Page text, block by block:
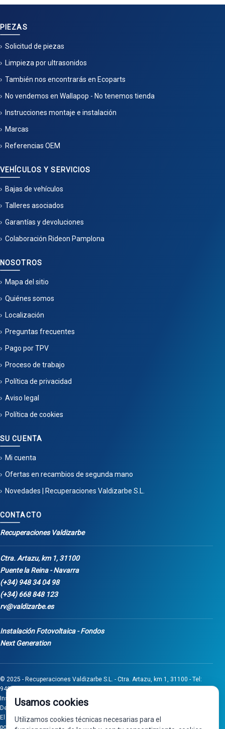
PIEZAS
Solicitud de piezas
Limpieza por ultrasonidos
También nos encontrarás en Ecoparts
No vendemos en Wallapop - No tenemos tienda
Instrucciones montaje e instalación
Marcas
Referencias OEM
VEHÍCULOS Y SERVICIOS
Bajas de vehículos
Talleres asociados
Garantías y devoluciones
Colaboración Rideon Pamplona
NOSOTROS
Mapa del sitio
Quiénes somos
Localización
Preguntas frecuentes
Pago por TPV
Proceso de trabajo
Política de privacidad
Aviso legal
Política de cookies
SU CUENTA
Mi cuenta
Ofertas en recambios de segunda mano
Novedades | Recuperaciones Valdizarbe S.L.
CONTACTO
Recuperaciones Valdizarbe
Ctra. Artazu, km 1, 31100
Puente la Reina - Navarra
(+34) 948 34 04 98
(+34) 668 848 123
rv@valdizarbe.es
Instalación Fotovoltaica - Fondos
Next Generation
© 2025 - Recuperaciones Valdizarbe S.L. - Ctra. Artazu, km 1, 31100 - Tel:
948 340 498 / 668 848 123 - Puente la Reina - Navarra - CIF B31275837.
Inscrita en el Registro Mercantil de Navarra, Tomo 32, Folio 75, Hoja 525.
Desarrollado porSeintosoft
El proyecto de inversión "0011-0558-2024-000008" ha sido subvencionado
por Gobierno de Navarra al amparo de la convocatoria de 2024 de Ayudas a
Usamos cookies
Utilizamos cookies técnicas necesarias para el